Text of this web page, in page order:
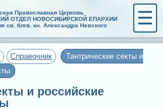
Православная Церковь
ОТДЕЛ НОВОСИБИРСКОЙ ЕПАРХИИ
св. блгв. кн. Александра Невского
☰
Справочник
Тантрические секты и
и российские